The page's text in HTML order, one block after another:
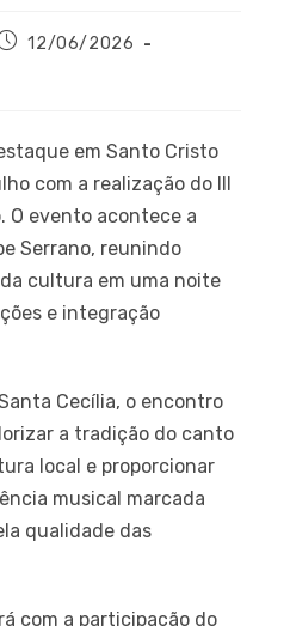
12/06/2026
em Santo Cristo
com a realização do III
O evento acontece a
Serrano, reunindo
cultura em uma noite
e integração
Cecília, o encontro
a tradição do canto
local e proporcionar
musical marcada
qualidade das
com a participação do